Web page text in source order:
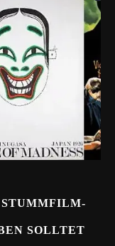
STUMMFILM-
SOLLTET